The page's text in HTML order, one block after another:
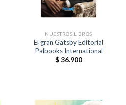
NUESTROS LIBROS
El gran Gatsby Editorial
Palbooks International
$36.900